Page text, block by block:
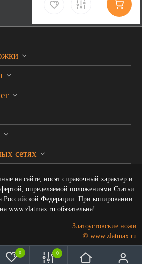
0 0
сетях
на сайте, носят справочный характер и
определяемой положениями Статьи
Российской Федерации. При копировании
www.zlatmax.ru обязательна!
Златоустовские ножи
© www.zlatmax.ru